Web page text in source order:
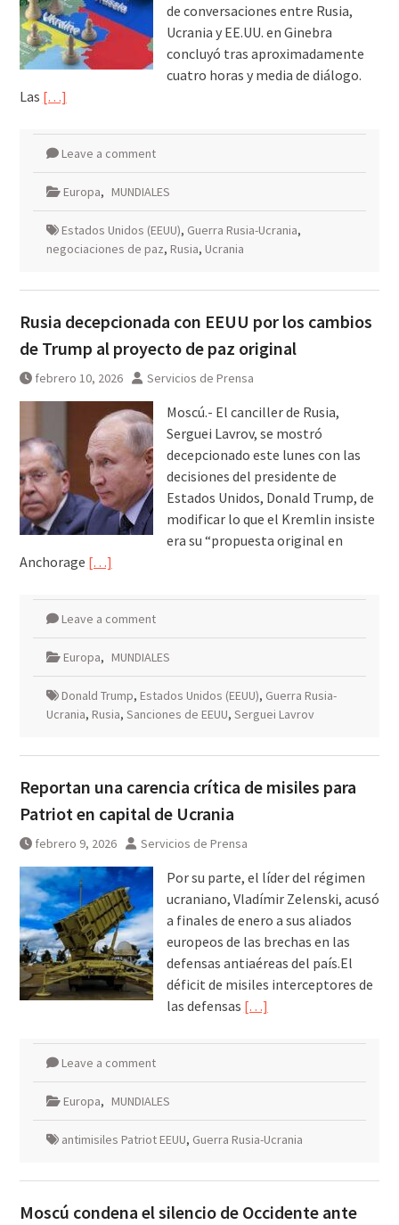
de conversaciones entre Rusia,
Ucrania y EE.UU. en Ginebra
concluyó tras aproximadamente
cuatro horas y media de diálogo.
Las […]
Leave a comment
Europa, MUNDIALES
Estados Unidos (EEUU), Guerra Rusia-Ucrania,
negociaciones de paz, Rusia, Ucrania
Rusia decepcionada con EEUU por los cambios
de Trump al proyecto de paz original
febrero 10, 2026 Servicios de Prensa
Moscú.- El canciller de Rusia,
Serguei Lavrov, se mostró
decepcionado este lunes con las
decisiones del presidente de
Estados Unidos, Donald Trump, de
modificar lo que el Kremlin insiste
era su “propuesta original en
Anchorage […]
Leave a comment
Europa, MUNDIALES
Donald Trump, Estados Unidos (EEUU), Guerra Rusia-
Ucrania, Rusia, Sanciones de EEUU, Serguei Lavrov
Reportan una carencia crítica de misiles para
Patriot en capital de Ucrania
febrero 9, 2026 Servicios de Prensa
Por su parte, el líder del régimen
ucraniano, Vladímir Zelenski, acusó
a finales de enero a sus aliados
europeos de las brechas en las
defensas antiaéreas del país.El
déficit de misiles interceptores de
las defensas […]
Leave a comment
Europa, MUNDIALES
antimisiles Patriot EEUU, Guerra Rusia-Ucrania
Moscú condena el silencio de Occidente ante